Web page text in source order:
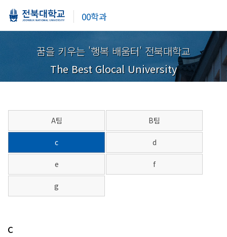
00학과
꿈을 키우는 '행복 배움터' 전북대학교
The Best Glocal University
A팀 B팀
c d
e f
g
c